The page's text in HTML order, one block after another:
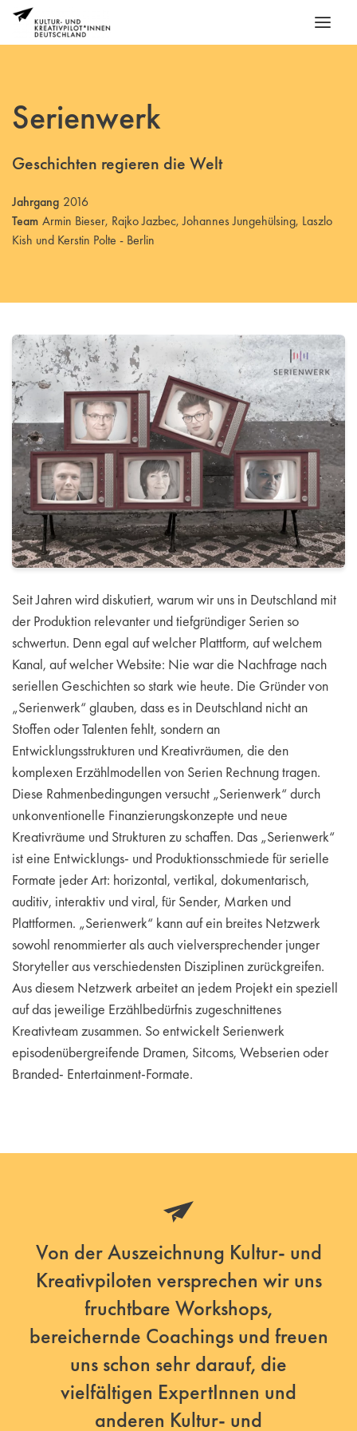
Serienwerk
Geschichten regieren die Welt
Jahrgang 2016
Team Armin Bieser, Rajko Jazbec, Johannes Jungehülsing, Laszlo
Kish und Kerstin Polte - Berlin
Seit Jahren wird diskutiert, warum wir uns in Deutschland mit
der Produktion relevanter und tiefgründiger Serien so
schwertun. Denn egal auf welcher Plattform, auf welchem
Kanal, auf welcher Website: Nie war die Nachfrage nach
seriellen Geschichten so stark wie heute. Die Gründer von
„Serienwerk“ glauben, dass es in Deutschland nicht an
Stoffen oder Talenten fehlt, sondern an
Entwicklungsstrukturen und Kreativräumen, die den
komplexen Erzählmodellen von Serien Rechnung tragen.
Diese Rahmenbedingungen versucht „Serienwerk“ durch
unkonventionelle Finanzierungskonzepte und neue
Kreativräume und Strukturen zu schaffen. Das „Serienwerk“
ist eine Entwicklungs- und Produktionsschmiede für serielle
Formate jeder Art: horizontal, vertikal, dokumentarisch,
auditiv, interaktiv und viral, für Sender, Marken und
Plattformen. „Serienwerk“ kann auf ein breites Netzwerk
sowohl renommierter als auch vielversprechender junger
Storyteller aus verschiedensten Disziplinen zurückgreifen.
Aus diesem Netzwerk arbeitet an jedem Projekt ein speziell
auf das jeweilige Erzählbedürfnis zugeschnittenes
Kreativteam zusammen. So entwickelt Serienwerk
episodenübergreifende Dramen, Sitcoms, Webserien oder
Branded- Entertainment-Formate.
Von der Auszeichnung Kultur- und
Kreativpiloten versprechen wir uns
fruchtbare Workshops,
bereichernde Coachings und freuen
uns schon sehr darauf, die
vielfältigen ExpertInnen und
anderen Kultur- und